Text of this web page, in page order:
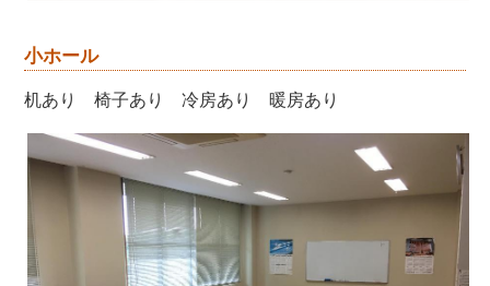
小ホール
机あり 椅子あり 冷房あり 暖房あり